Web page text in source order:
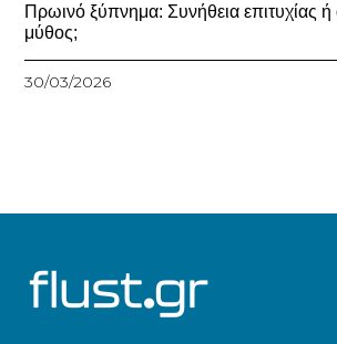
Πρωινό ξύπνημα: Συνήθεια επιτυχίας
μύθος;
30/03/2026